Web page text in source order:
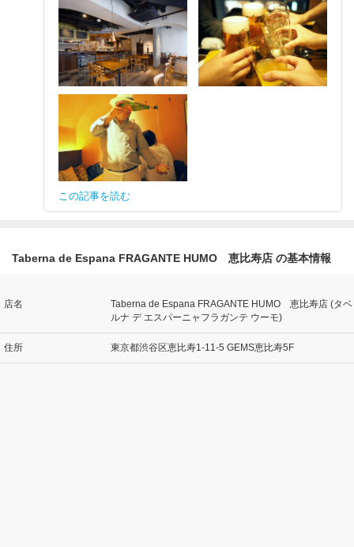
この記事を読む
Taberna de Espana FRAGANTE HUMO 恵比寿店 の基本情報
店名
Taberna de Espana FRAGANTE HUMO 恵比寿店 (タベ
ルナ デ エスパーニャフラガンテ ウーモ)
住所 東京都渋谷区恵比寿1-11-5 GEMS恵比寿5F